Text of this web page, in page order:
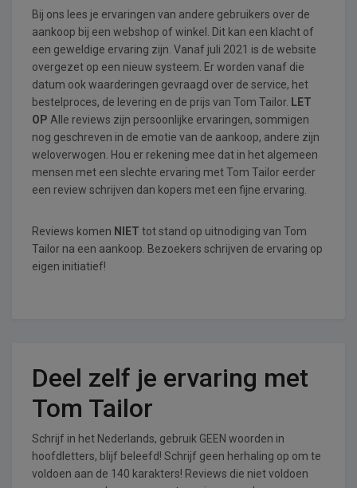
Bij ons lees je ervaringen van andere gebruikers over de
aankoop bij een webshop of winkel. Dit kan een klacht of
een geweldige ervaring zijn. Vanaf juli 2021 is de website
overgezet op een nieuw systeem. Er worden vanaf die
datum ook waarderingen gevraagd over de service, het
bestelproces, de levering en de prijs van Tom Tailor. LET
OP Alle reviews zijn persoonlijke ervaringen, sommigen
nog geschreven in de emotie van de aankoop, andere zijn
weloverwogen. Hou er rekening mee dat in het algemeen
mensen met een slechte ervaring met Tom Tailor eerder
een review schrijven dan kopers met een fijne ervaring.
Reviews komen NIET tot stand op uitnodiging van Tom
Tailor na een aankoop. Bezoekers schrijven de ervaring op
eigen initiatief!
Deel zelf je ervaring met
Tom Tailor
Schrijf in het Nederlands, gebruik GEEN woorden in
hoofdletters, blijf beleefd! Schrijf geen herhaling op om te
voldoen aan de 140 karakters! Reviews die niet voldoen